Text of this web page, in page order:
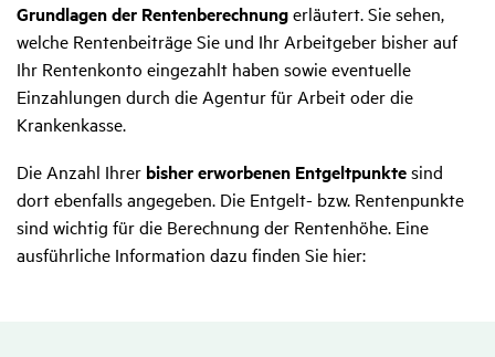
Grundlagen der Rentenberechnungerläutert. Sie sehen,
welche Rentenbeiträge Sie und Ihr Arbeitgeber bisher auf
Ihr Rentenkonto eingezahlt haben sowie eventuelle
Einzahlungen durch die Agentur für Arbeit oder die
Krankenkasse.
Die Anzahl Ihrer bisher erworbenen Entgeltpunktesind
dort ebenfalls angegeben. Die Entgelt- bzw. Rentenpunkte
sind wichtig für die Berechnung der Rentenhöhe. Eine
ausführliche Information dazu finden Sie hier: